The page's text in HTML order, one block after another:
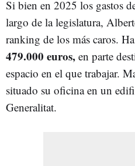
Si bien en 2025 los gastos
largo de la legislatura,
ranking de los más caros.
479.000 euros, en parte
espacio en el que trabajar.
situado su oficina en un
Generalitat.